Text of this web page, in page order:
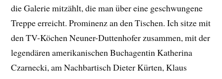
die Galerie mitzählt, die man über eine geschwungene
Treppe erreicht. Prominenz an den Tischen. Ich sitze mit
den TV-Köchen Neuner-Duttenhofer zusammen, mit der
legendären amerikanischen Buchagentin Katherina
Czarnecki, am Nachbartisch Dieter Kürten, Klaus